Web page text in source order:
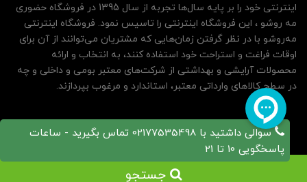
سوالی داشتید با 02177535498 تماس بگیرید - ساعات
پاسخگویی 10 تا 21
اینترنتی خود را بر پایه سال‌ها تجربه از سال 1395 در فروشگاه حضوری
مه روشو ، این فروشگاه اینترنتی را تاسیس نمود. فروشگاه اینترنتی
مه‌رو‌شو با در نظر گرفتن زمان‌هایی که مشتریان می‌توانند از آن‌ برای
اوقات فراغت و استراحت خود استفاده کنند، به انتخاب و ارائه
محصولات آرایشی و بهداشتی از شرکت‌های معتبر بومی و داخلی و چه
در سطح کالاهای وارداتی معتبر، استاندارد و مرغوب بپردازند.